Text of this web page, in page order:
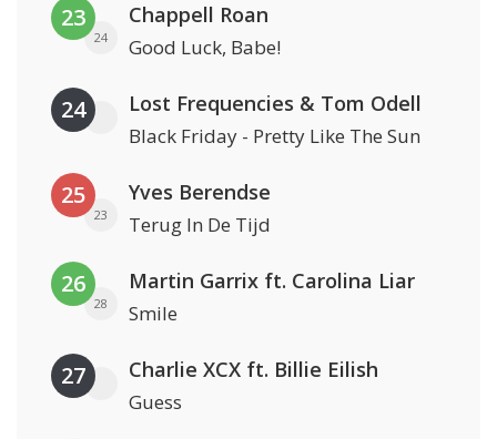
23
24
Chappell Roan
Good Luck, Babe!
24 Lost Frequencies & Tom Odell
Black Friday - Pretty Like The Sun
25
23
Yves Berendse
Terug In De Tijd
26
28
Martin Garrix ft. Carolina Liar
Smile
27 Charlie XCX ft. Billie Eilish
Guess